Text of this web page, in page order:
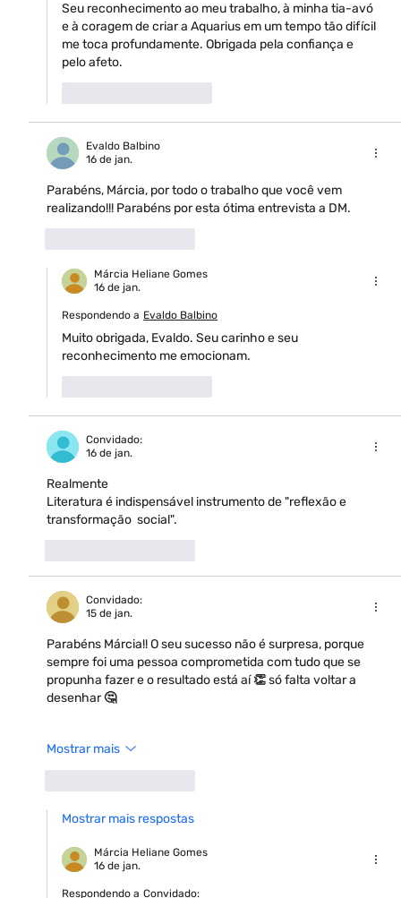
Seu reconhecimento ao meu trabalho, à minha tia-avó
e à coragem de criar a Aquarius em um tempo tão difícil
me toca profundamente. Obrigada pela confiança e
pelo afeto.
Evaldo Balbino
16 de jan.
Parabéns, Márcia, por todo o trabalho que você vem
realizando!!! Parabéns por esta ótima entrevista a DM.
Márcia Heliane Gomes
16 de jan.
Respondendo a Evaldo Balbino
Muito obrigada, Evaldo. Seu carinho e seu
reconhecimento me emocionam.
Convidado:
16 de jan.
Realmente
Literatura é indispensável instrumento de "reflexão e
transformação  social".
Convidado:
15 de jan.
Parabéns Márcia!! O seu sucesso não é surpresa, porque
sempre foi uma pessoa comprometida com tudo que se
propunha fazer e o resultado está aí 👏 só falta voltar a
desenhar 🤔
Mostrar mais
Mostrar mais respostas
Márcia Heliane Gomes
16 de jan.
Respondendo a Convidado: